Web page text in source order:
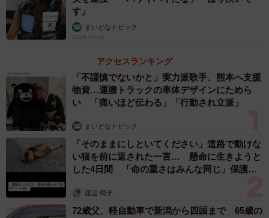
す」
まいどなトピック
2026.08.06
アクセスランキング
「不謹慎でないかと」実力派歌手、熊本へ支援
物資…運搬トラックの車体デザインにためら
い 「痛いほど伝わる」「行動され立派」
まいどなトピック
「そのままにしといてください」道路で動けな
い猫を前に返された一言… 懸命に生きようと
した4日間 「命の重さはみんな同じ」保護団
渡辺 晴子
72歳父、軽自動車で新潟から四国まで 65歳の